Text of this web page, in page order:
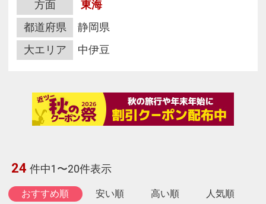
方面
東海
都道府県
静岡県
大エリア
中伊豆
24 件中1〜20件表示
おすすめ順 安い順 高い順 人気順